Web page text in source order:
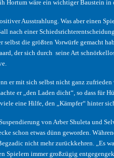
Hortum wäre ein wichtiger Baustein in
Ausstrahlung. Was aber einen
nach einer
die größten Vorwürfe gemacht
der sich durch seine Art
er mit sich selbst nicht ganz zufrieden
er „den Laden dicht“, so dass für
eine Hilfe, den „Kämpfer“ hinter
von Arber Shuleta und
schon etwas dünn geworden.
nicht mehr zurückkehren. „Es
Spielern immer großzügig